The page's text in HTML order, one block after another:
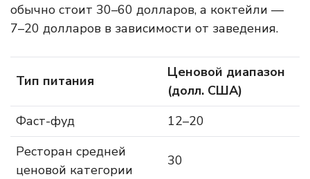
обычно стоит 30–60 долларов, а коктейли —
7–20 долларов в зависимости от заведения.
Тип питания
Ценовой диапазон
(долл. США)
Фаст-фуд
12–20
Ресторан средней
ценовой категории
30